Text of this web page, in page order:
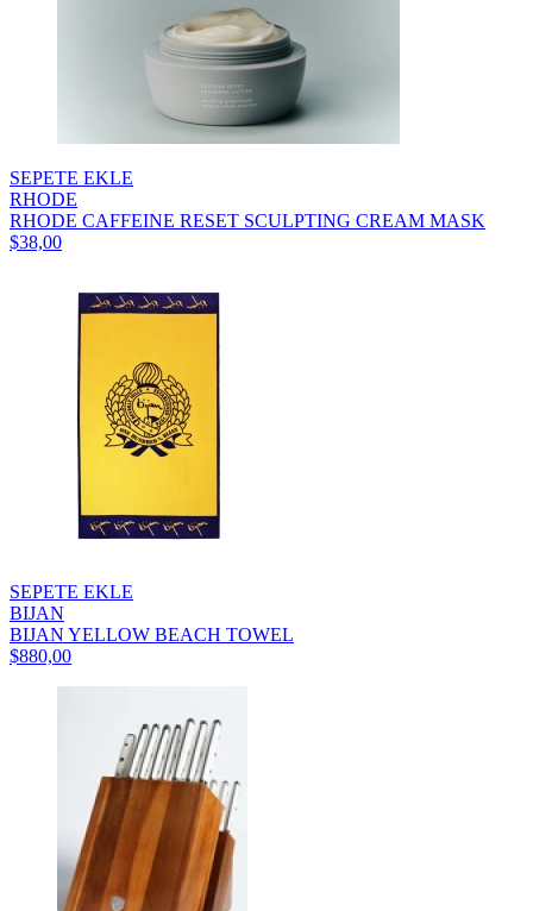
SEPETE EKLE
RHODE
RHODE CAFFEINE RESET SCULPTING CREAM MASK
$38,00
SEPETE EKLE
BIJAN
BIJAN YELLOW BEACH TOWEL
$880,00